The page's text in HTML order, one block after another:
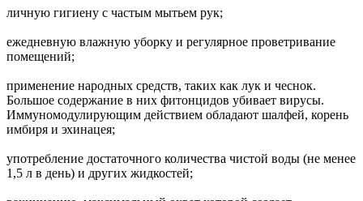
личную гигиену с частым мытьем рук;
ежедневную влажную уборку и регулярное проветривание
помещений;
применение народных средств, таких как лук и чеснок.
Большое содержание в них фитонцидов убивает вирусы.
Иммуномодулирующим действием обладают шалфей, корень
имбиря и эхинацея;
употребление достаточного количества чистой воды (не менее
1,5 л в день) и других жидкостей;